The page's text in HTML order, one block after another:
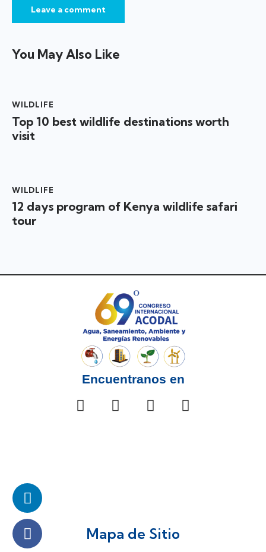
You May Also Like
WILDLIFE
Top 10 best wildlife destinations worth
visit
WILDLIFE
12 days program of Kenya wildlife safari
tour
Encuentranos en
Mapa de Sitio